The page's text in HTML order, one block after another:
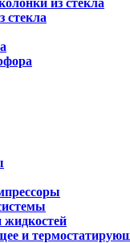
из стекла
жидкостей
и